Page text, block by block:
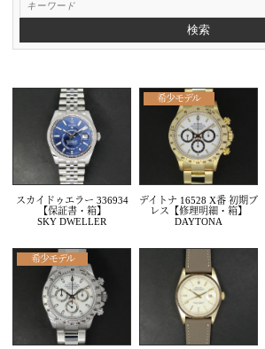
検索
スカイドゥエラー 336934
【保証書・箱】
SKY DWELLER
希少モデル
デイトナ 16528 X番 初期ブ
レス【修理明細・箱】
DAYTONA
希少モデル